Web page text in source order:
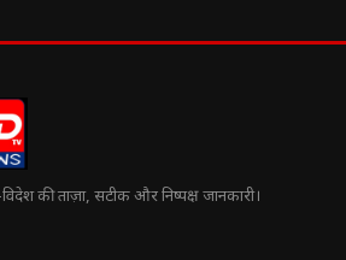
की ताज़ा, सटीक और निष्पक्ष जानकारी।